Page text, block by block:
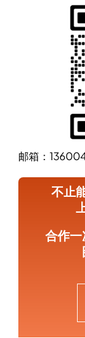
邮箱：
不止
合作